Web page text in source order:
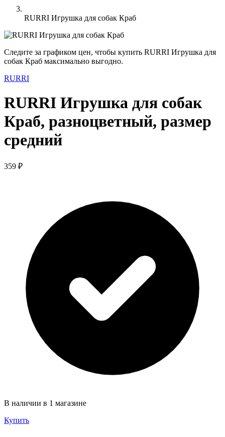
RURRI Игрушка для собак Краб
Следите за графиком цен, чтобы купить RURRI Игрушка для
собак Краб максимально выгодно.
RURRI
RURRI Игрушка для собак
Краб, разноцветный, размер
средний
359 ₽
В наличии в 1 магазине
Купить